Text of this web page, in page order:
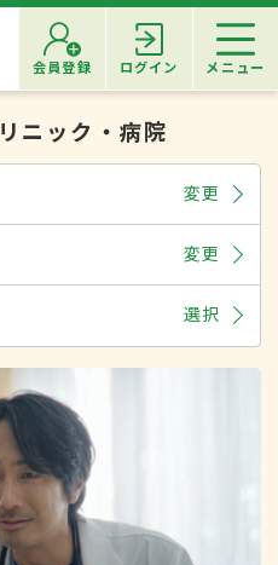
会員登録 ログイン メニュー
ニック・病院
変更
変更
選択